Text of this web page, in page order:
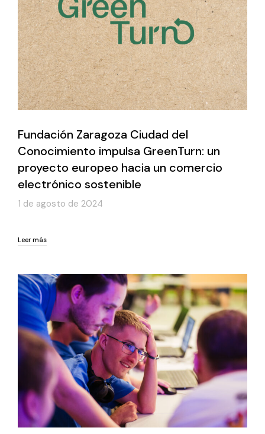
Fundación Zaragoza Ciudad del
Conocimiento impulsa GreenTurn: un
proyecto europeo hacia un comercio
electrónico sostenible
1 de agosto de 2024
Leer más